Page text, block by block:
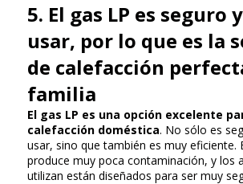
5. El gas LP es seguro
usar, por lo que es la
de calefacción
familia
El gas LP es una opción excelente
calefacción doméstica. No sólo es
usar, sino que también es muy eficiente.
produce muy poca contaminación, y los
utilizan están diseñados para ser muy